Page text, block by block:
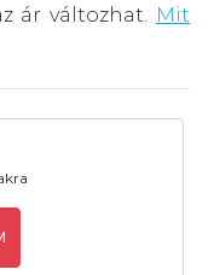
ár változhat. Mit